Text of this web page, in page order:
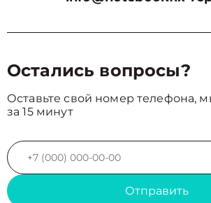
Остались вопросы?
Оставьте свой номер телефона,
за 15 минут
Отправить